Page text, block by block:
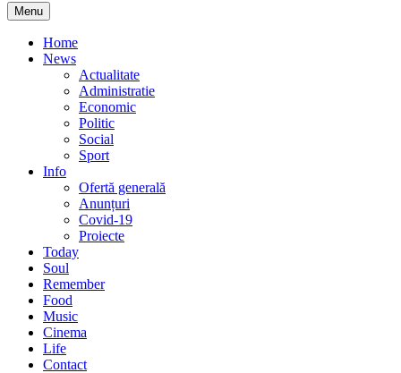
Menu Skip
to
content
Home
News
Actualitate
Administratie
Economic
Politic
Social
Sport
Info
Ofertă generală
Anunțuri
Covid-19
Proiecte
Today
Soul
Remember
Food
Music
Cinema
Life
Contact